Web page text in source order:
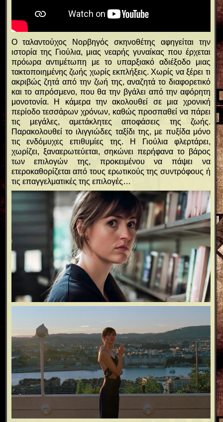
Ο ταλαντούχος Νορβηγός σκηνοθέτης αφηγείται την
ιστορία της Γιούλια, μιας νεαρής γυναίκας που έρχεται
πρόωρα αντιμέτωπη με το υπαρξιακό αδιέξοδο μιας
τακτοποιημένης ζωής χωρίς εκπλήξεις. Χωρίς να ξέρει τι
ακριβώς ζητά από την ζωή της, αναζητά το διαφορετικό
και το απρόσμενο, που θα την βγάλει από την αφόρητη
μονοτονία. Η κάμερα την ακολουθεί σε μια χρονική
περίοδο τεσσάρων χρόνων, καθώς προσπαθεί να πάρει
τις μεγάλες, αμετάκλητες αποφάσεις της ζωής.
Παρακολουθεί το ιλιγγιώδες ταξίδι της, με πυξίδα μόνο
τις ενδόμυχες επιθυμίες της. Η Γιούλια φλερτάρει,
χωρίζει, ξαναερωτεύεται, σηκώνει περήφανα το βάρος
των επιλογών της, προκειμένου να πάψει να
ετεροκαθορίζεται από τους ερωτικούς της συντρόφους ή
τις επαγγελματικές της επιλογές…